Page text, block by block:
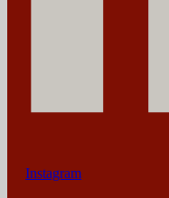
Instagram